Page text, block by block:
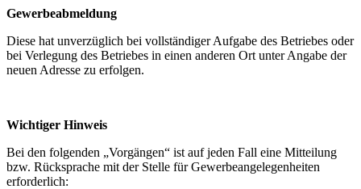
Gewerbeabmeldung
Diese hat unverzüglich bei vollständiger Aufgabe des Betriebes oder
bei Verlegung des Betriebes in einen anderen Ort unter Angabe der
neuen Adresse zu erfolgen.
Wichtiger Hinweis
Bei den folgenden „Vorgängen“ ist auf jeden Fall eine Mitteilung
bzw. Rücksprache mit der Stelle für Gewerbeangelegenheiten
erforderlich: